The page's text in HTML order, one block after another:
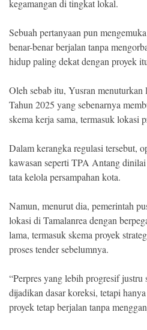
kegamangan di tingkat lokal.
Sebuah pertanyaan pun
benar-benar berjalan tanpa
hidup paling dekat dengan proyek
Oleh sebab itu, Yusran
Tahun 2025 yang sebenarnya
skema kerja sama, termasuk lokasi
Dalam kerangka regulasi tersebut,
kawasan seperti TPA Antang
tata kelola persampahan kota.
Namun, menurut dia, pemerintah
lokasi di Tamalanrea dengan
lama, termasuk skema proyek
proses tender sebelumnya.
“Perpres yang lebih progresif
dijadikan dasar koreksi, tetapi
proyek tetap berjalan tanpa